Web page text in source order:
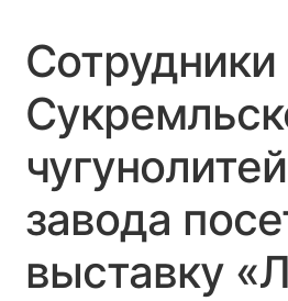
Новости
Партнеры
Услуги
Тендеры/Реализация
Вакансии
Сотрудники
завода
выставку